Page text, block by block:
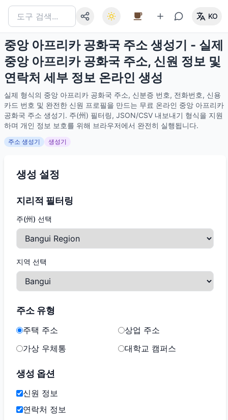
KO
중앙 아프리카 공화국 주소 생성기 - 실제
중앙 아프리카 공화국 주소, 신원 정보 및
연락처 세부 정보 온라인 생성
실제 형식의 중앙 아프리카 공화국 주소, 신분증 번호, 전화번호, 신용
카드 번호 및 완전한 신원 프로필을 만드는 무료 온라인 중앙 아프리카
공화국 주소 생성기. 주(州) 필터링, JSON/CSV 내보내기 형식을 지원
하며 개인 정보 보호를 위해 브라우저에서 완전히 실행됩니다.
주소 생성기 생성기
생성 설정
지리적 필터링
주(州) 선택
지역 선택
주소 유형
주택 주소
상업 주소
가상 우체통
대학교 캠퍼스
생성 옵션
신원 정보
연락처 정보